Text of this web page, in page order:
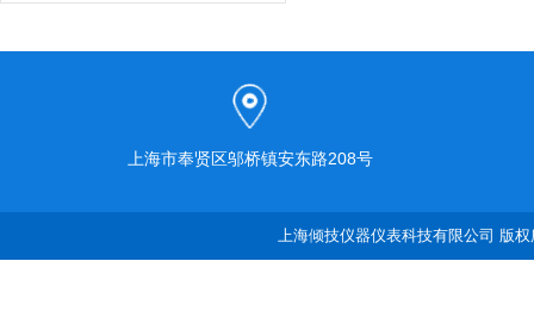
上海市奉贤区邬桥镇安东路208号
上海倾技仪器仪表科技有限公司 版